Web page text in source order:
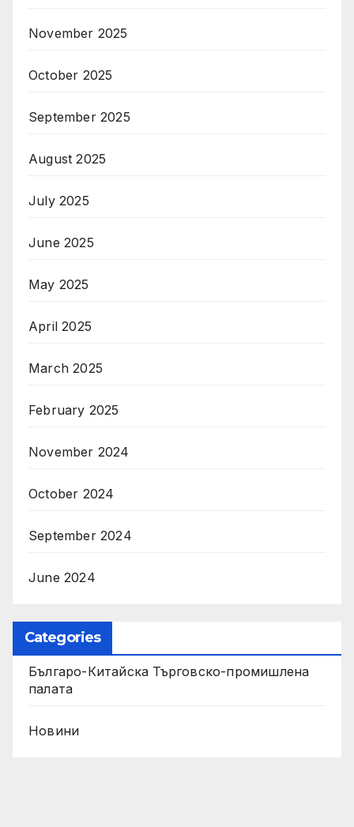
November 2025
October 2025
September 2025
August 2025
July 2025
June 2025
May 2025
April 2025
March 2025
February 2025
November 2024
October 2024
September 2024
June 2024
Categories
Българо-Китайска Търговско-промишлена
палaта
Новини